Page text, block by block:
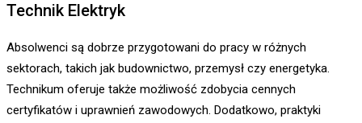
Technik Elektryk
Absolwenci są dobrze przygotowani do pracy w różnych
sektorach, takich jak budownictwo, przemysł czy energetyka.
Technikum oferuje także możliwość zdobycia cennych
certyfikatów i uprawnień zawodowych. Dodatkowo, praktyki